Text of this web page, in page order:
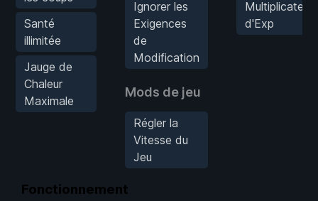
Santé
illimitée
Jauge de
Chaleur
Maximale
Ignorer les
Exigences
de
Modification
Mods de jeu
Régler la
Vitesse du
Jeu
Multiplicateur
d'Exp
Fonctionnement